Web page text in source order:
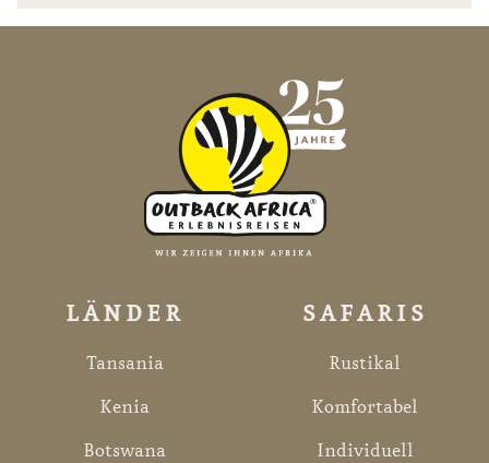
LÄNDER
Tansania
Kenia
Botswana
SAFARIS
Rustikal
Komfortabel
Individuell